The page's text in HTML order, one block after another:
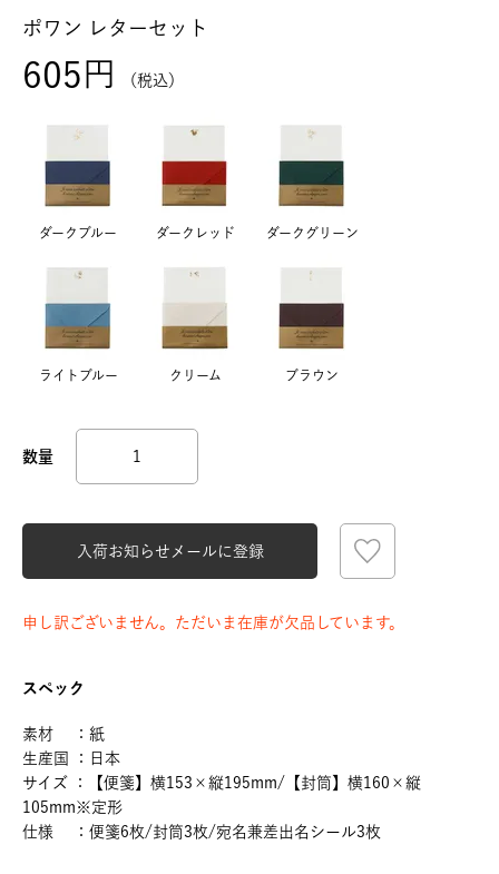
ポワン レターセット
605 税込
ダークブルー ダークレッド ダークグリーン
ライトブルー クリーム ブラウン
入荷お知らせメールに登録
申し訳ございません。ただいま在庫が欠品しています。
スペック
素材 ：紙
生産国 ：日本
サイズ ：【便箋】横153×縦195mm/【封筒】横160×縦
105mm※定形
仕様 ：便箋6枚/封筒3枚/宛名兼差出名シール3枚